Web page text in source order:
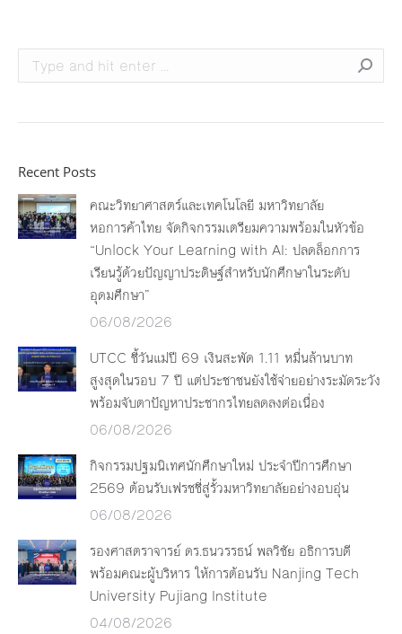
Search:
Recent Posts
คณะวิทยาศาสตร์และเทคโนโลยี มหาวิทยาลัย
หอการค้าไทย จัดกิจกรรมเตรียมความพร้อมในหัวข้อ
“Unlock Your Learning with AI: ปลดล็อกการ
เรียนรู้ด้วยปัญญาประดิษฐ์สำหรับนักศึกษาในระดับ
อุดมศึกษา”
06/08/2026
UTCC ชี้วันแม่ปี 69 เงินสะพัด 1.11 หมื่นล้านบาท
สูงสุดในรอบ 7 ปี แต่ประชาชนยังใช้จ่ายอย่างระมัดระวัง
พร้อมจับตาปัญหาประชากรไทยลดลงต่อเนื่อง
06/08/2026
กิจกรรมปฐมนิเทศนักศึกษาใหม่ ประจำปีการศึกษา
2569 ต้อนรับเฟรชชี่สู่รั้วมหาวิทยาลัยอย่างอบอุ่น
06/08/2026
รองศาสตราจารย์ ดร.ธนวรรธน์ พลวิชัย อธิการบดี
พร้อมคณะผู้บริหาร ให้การต้อนรับ Nanjing Tech
University Pujiang Institute
04/08/2026